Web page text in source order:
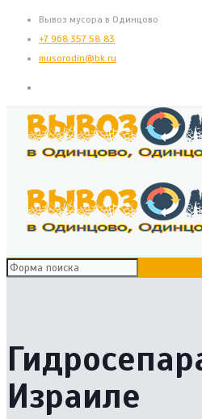
Вывоз мусора в Одинцово
+7 968 357 58 83
musorodin@bk.ru
Израиле